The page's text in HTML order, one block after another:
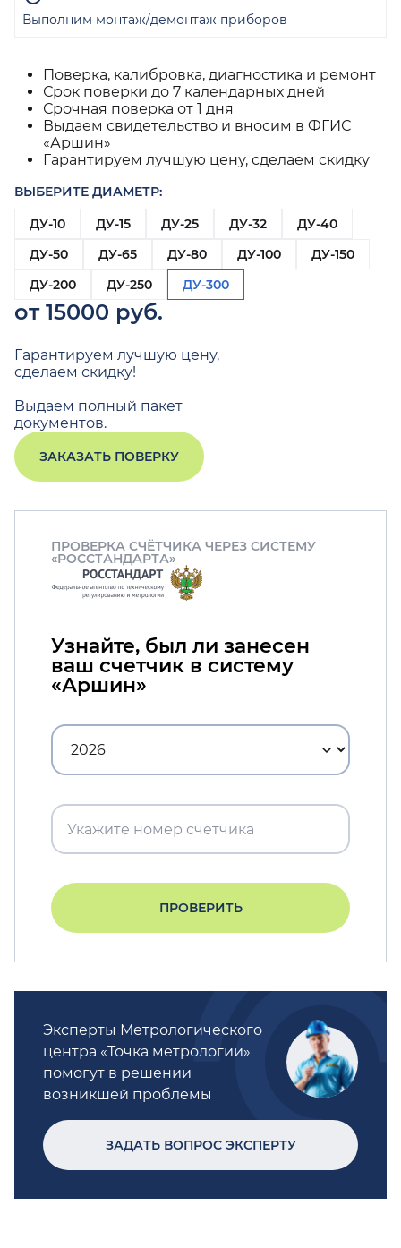
Поверка, калибровка, диагностика и ремонт
Срок поверки до 7 календарных дней
Срочная поверка от 1 дня
Выдаем свидетельство и вносим в ФГИС
«Аршин»
Гарантируем лучшую цену, сделаем скидку
ВЫБЕРИТЕ ДИАМЕТР:
ДУ-10
ДУ-15 ДУ-25 ДУ-32
ДУ-40
ДУ-50
ДУ-65 ДУ-80 ДУ-100
ДУ-150
ДУ-200
ДУ-250 ДУ-300
от 15000 руб.
Гарантируем лучшую цену,
сделаем скидку!
Выдаем полный пакет
документов.
ЗАКАЗАТЬ ПОВЕРКУ
Выполним монтаж/демонтаж приборов
ПРОВЕРКА СЧЁТЧИКА ЧЕРЕЗ СИСТЕМУ
«РОССТАНДАРТА»
Узнайте, был ли занесен
ваш счетчик в систему
«Аршин»
ПРОВЕРИТЬ
Эксперты Метрологического
центра «Точка метрологии»
помогут в решении
возникшей проблемы
ЗАДАТЬ ВОПРОС ЭКСПЕРТУ